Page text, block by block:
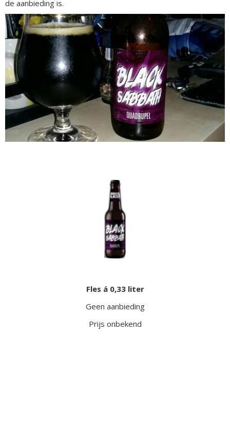
de aanbieding is.
Fles á 0,33 liter
Geen aanbieding
Prijs onbekend